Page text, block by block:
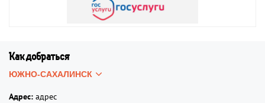
Как добраться
Адрес: адрес